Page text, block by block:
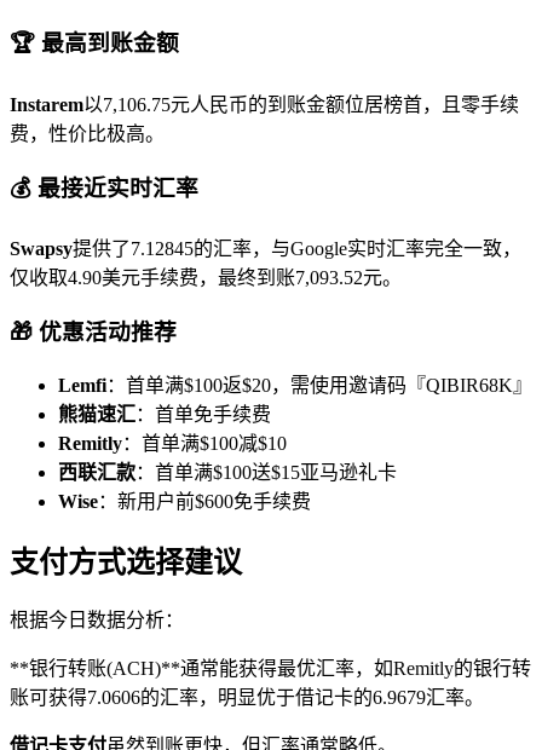
🏆 最高到账金额
Instarem以7,106.75元人民币的到账金额位居榜首，且零手续
费，性价比极高。
💰 最接近实时汇率
Swapsy提供了7.12845的汇率，与Google实时汇率完全一致，
仅收取4.90美元手续费，最终到账7,093.52元。
🎁 优惠活动推荐
Lemfi：首单满$100返$20，需使用邀请码『QIBIR68K』
熊猫速汇：首单免手续费
Remitly：首单满$100减$10
西联汇款：首单满$100送$15亚马逊礼卡
Wise：新用户前$600免手续费
支付方式选择建议
根据今日数据分析：
**银行转账(ACH)**通常能获得最优汇率，如Remitly的银行转
账可获得7.0606的汇率，明显优于借记卡的6.9679汇率。